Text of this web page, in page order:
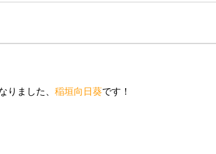
りました、 稲垣向日葵です！